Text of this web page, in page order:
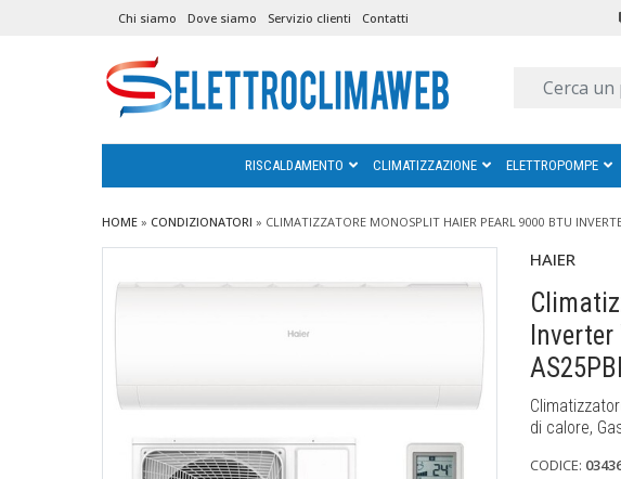
Chi siamo Dove siamo Servizio clienti Contatti
RISCALDAMENTO CLIMATIZZAZIONE ELETTROPOMPE
HOME» CONDIZIONATORI » CLIMATIZZATORE MONOSPLIT HAIER PEARL 9000 BTU
HAIER
di calore,
CODICE: